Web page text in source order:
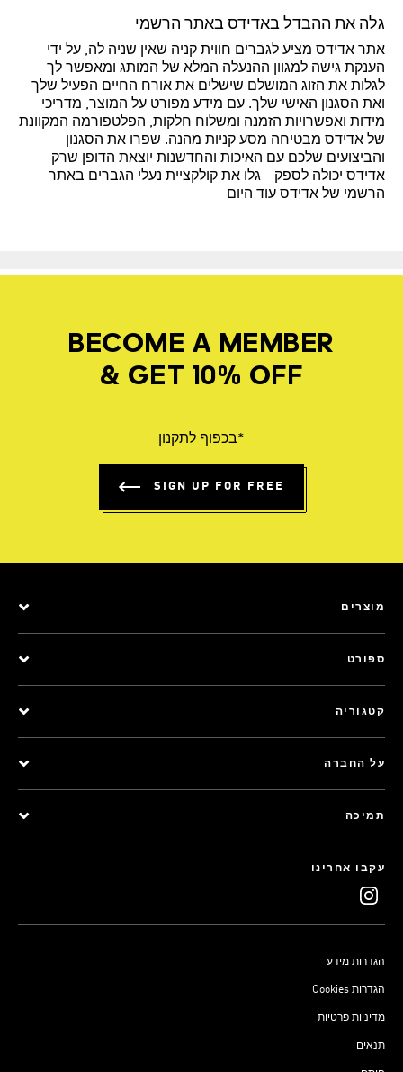
גלה את ההבדל באדידס באתר הרשמי
אתר אדידס מציע לגברים חווית קניה שאין שניה לה, על ידי
הענקת גישה למגוון ההנעלה המלא של המותג ומאפשר לך
לגלות את הזוג המושלם שישלים את אורח החיים הפעיל שלך
ואת הסגנון האישי שלך. עם מידע מפורט על המוצר, מדריכי
מידות ואפשרויות הזמנה ומשלוח חלקות, הפלטפורמה המקוונת
של אדידס מבטיחה מסע קניות מהנה. שפרו את הסגנון
והביצועים שלכם עם האיכות והחדשנות יוצאת הדופן שרק
אדידס יכולה לספק - גלו את קולקציית נעלי הגברים באתר
הרשמי של אדידס עוד היום
BECOME A MEMBER
& GET 10% OFF
*בכפוף לתקנון
SIGN UP FOR FREE
מוצרים
ספורט
קטגוריה
על החברה
תמיכה
עקבו אחרינו
הגדרות מידע
Cookies הגדרות
מדיניות פרטיות
תנאים